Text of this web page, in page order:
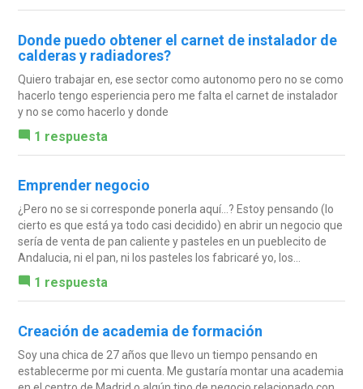
Donde puedo obtener el carnet de instalador de
calderas y radiadores?
Quiero trabajar en, ese sector como autonomo pero no se como
hacerlo tengo esperiencia pero me falta el carnet de instalador
y no se como hacerlo y donde
1 respuesta
Emprender negocio
¿Pero no se si corresponde ponerla aquí...? Estoy pensando (lo
cierto es que está ya todo casi decidido) en abrir un negocio que
sería de venta de pan caliente y pasteles en un pueblecito de
Andalucia, ni el pan, ni los pasteles los fabricaré yo, los...
1 respuesta
Creación de academia de formación
Soy una chica de 27 años que llevo un tiempo pensando en
establecerme por mi cuenta. Me gustaría montar una academia